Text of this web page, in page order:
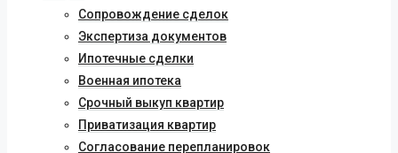
Сопровождение сделок
Экспертиза документов
Ипотечные сделки
Военная ипотека
Срочный выкуп квартир
Приватизация квартир
Согласование перепланировок